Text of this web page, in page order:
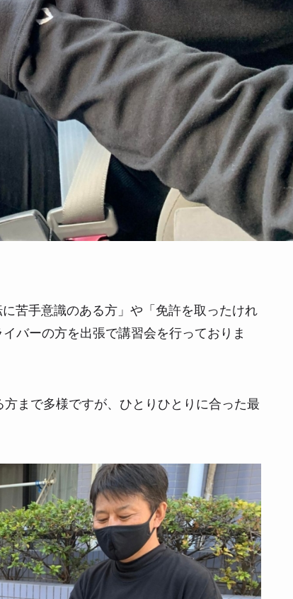
苦手意識のある方」や「免許を取ったけれ
バーの方を出張で講習会を行っておりま
まで多様ですが、ひとりひとりに合った最